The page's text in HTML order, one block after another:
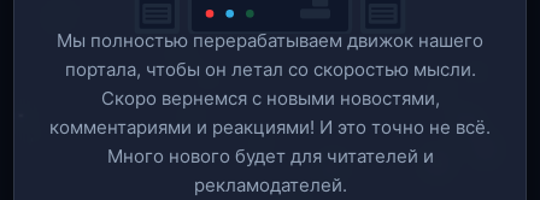
Мы полностью перерабатываем движок нашего
портала, чтобы он летал со скоростью мысли.
Скоро вернемся c новыми новостями,
комментариями и реакциями! И это точно не всё.
Много нового будет для читателей и
рекламодателей.